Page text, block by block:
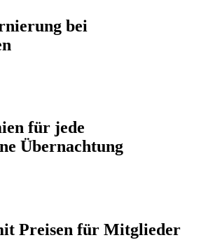
bei
für jede
Übernachtung
Preisen für Mitglieder